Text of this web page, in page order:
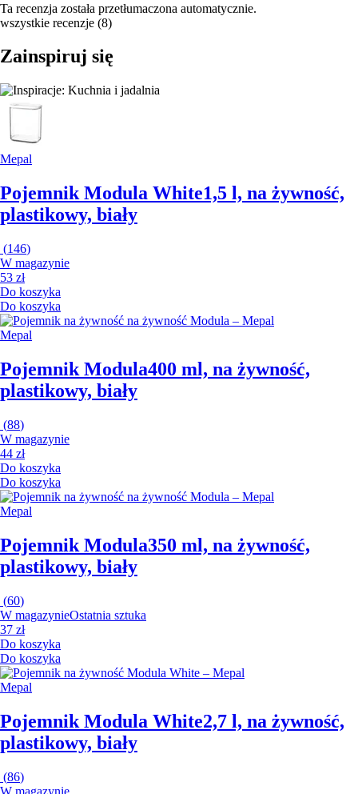
Ta recenzja została przetłumaczona automatycznie.
wszystkie recenzje (8)
Zainspiruj się
Mepal
Pojemnik Modula White1,5 l, na żywność,
plastikowy, biały
(146)
W magazynie
53 zł
Do koszyka
Do koszyka
Mepal
Pojemnik Modula400 ml, na żywność,
plastikowy, biały
(88)
W magazynie
44 zł
Do koszyka
Do koszyka
Mepal
Pojemnik Modula350 ml, na żywność,
plastikowy, biały
(60)
W magazynieOstatnia sztuka
37 zł
Do koszyka
Do koszyka
Mepal
Pojemnik Modula White2,7 l, na żywność,
plastikowy, biały
(86)
W magazynie